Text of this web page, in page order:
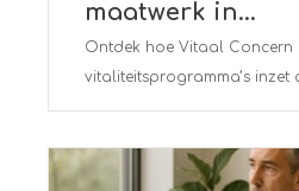
maatwerk in
Ontdek hoe Vitaal Concern
vitaliteitsprogramma’s inzet
preventie, curatie en